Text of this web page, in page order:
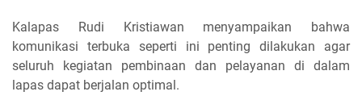
Kalapas Rudi Kristiawan menyampaikan bahwa
komunikasi terbuka seperti ini penting dilakukan agar
seluruh kegiatan pembinaan dan pelayanan di dalam
lapas dapat berjalan optimal.